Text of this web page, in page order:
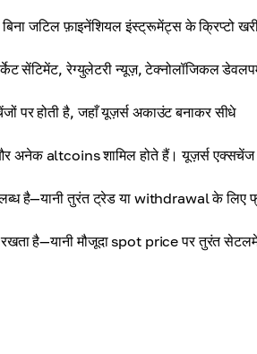
जटिल फ़ाइनेंशियल इंस्ट्रूमेंट्स के क्रिप्टो
सेंटिमेंट, रेग्युलेटरी न्यूज़, टेक्नोलॉजिकल
होती है, जहाँ यूज़र्स अकाउंट बनाकर सीधे
altcoins शामिल होते हैं। यूज़र्स एक्सचेंज
है—यानी तुरंत ट्रेड या withdrawal के लिए
है—यानी मौजूदा spot price पर तुरंत